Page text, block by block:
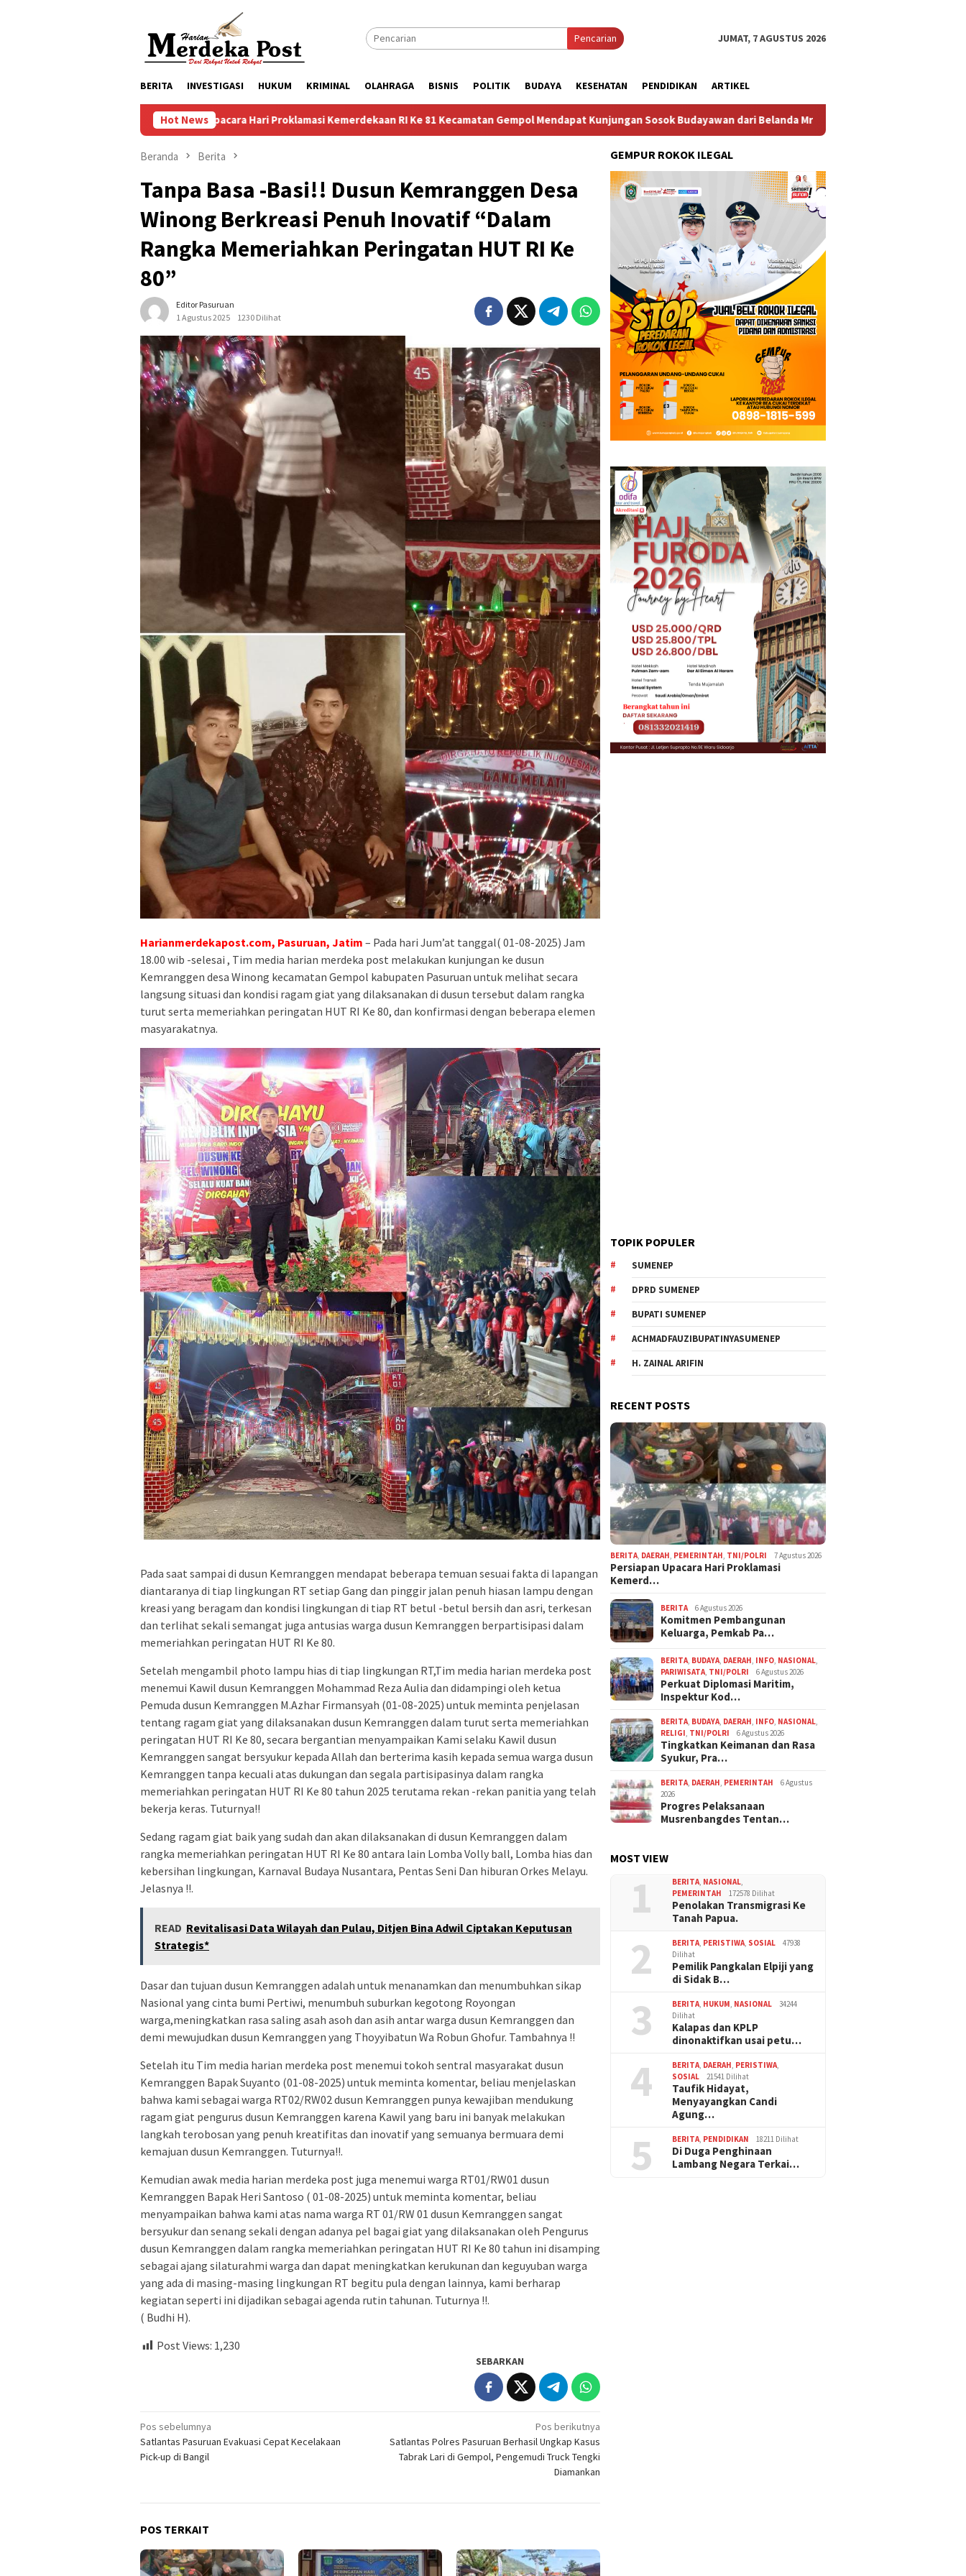
Pencarian JUMAT, 7 AGUSTUS 2026
BERITA INVESTIGASI HUKUM KRIMINAL OLAHRAGA BISNIS POLITIK BUDAYA KESEHATAN PENDIDIKAN ARTIKEL
Hot News
Upacara Hari Proklamasi Kemerdekaan RI Ke 81 Kecamatan Gempol Mendapat Kunjungan Sosok Budayawan dari Belanda Mr. Crues Collen Komitmen Pembangunan Keluarga,
Beranda Berita
Tanpa Basa -Basi!! Dusun Kemranggen Desa
Winong Berkreasi Penuh Inovatif “Dalam
Rangka Memeriahkan Peringatan HUT RI Ke
80”
Editor Pasuruan
1 Agustus 2025
1230 Dilihat
Harianmerdekapost.com, Pasuruan, Jatim – Pada hari Jum’at tanggal( 01-08-2025) Jam
18.00 wib -selesai , Tim media harian merdeka post melakukan kunjungan ke dusun
Kemranggen desa Winong kecamatan Gempol kabupaten Pasuruan untuk melihat secara
langsung situasi dan kondisi ragam giat yang dilaksanakan di dusun tersebut dalam rangka
turut serta memeriahkan peringatan HUT RI Ke 80, dan konfirmasi dengan beberapa elemen
masyarakatnya.
Pada saat sampai di dusun Kemranggen mendapat beberapa temuan sesuai fakta di lapangan
diantaranya di tiap lingkungan RT setiap Gang dan pinggir jalan penuh hiasan lampu dengan
kreasi yang beragam dan kondisi lingkungan di tiap RT betul -betul bersih dan asri, terkesan
dan terlihat sekali semangat juga antusias warga dusun Kemranggen berpartisipasi dalam
memeriahkan peringatan HUT RI Ke 80.
Setelah mengambil photo lampu hias di tiap lingkungan RT,Tim media harian merdeka post
menemui Kawil dusun Kemranggen Mohammad Reza Aulia dan didampingi oleh ketua
Pemuda dusun Kemranggen M.Azhar Firmansyah (01-08-2025) untuk meminta penjelasan
tentang ragam giat yang dilaksanakan dusun Kemranggen dalam turut serta memeriahkan
peringatan HUT RI Ke 80, secara bergantian menyampaikan Kami selaku Kawil dusun
Kemranggen sangat bersyukur kepada Allah dan berterima kasih kepada semua warga dusun
Kemranggen tanpa kecuali atas dukungan dan segala partisipasinya dalam rangka
memeriahkan peringatan HUT RI Ke 80 tahun 2025 terutama rekan -rekan panitia yang telah
bekerja keras. Tuturnya!!
Sedang ragam giat baik yang sudah dan akan dilaksanakan di dusun Kemranggen dalam
rangka memeriahkan peringatan HUT RI Ke 80 antara lain Lomba Volly ball, Lomba hias dan
kebersihan lingkungan, Karnaval Budaya Nusantara, Pentas Seni Dan hiburan Orkes Melayu.
Jelasnya !!.
READ Revitalisasi Data Wilayah dan Pulau, Ditjen Bina Adwil Ciptakan Keputusan
Strategis*
Dasar dan tujuan dusun Kemranggen adalah untuk menanamkan dan menumbuhkan sikap
Nasional yang cinta bumi Pertiwi, menumbuh suburkan kegotong Royongan
warga,meningkatkan rasa saling asah asoh dan asih antar warga dusun Kemranggen dan
demi mewujudkan dusun Kemranggen yang Thoyyibatun Wa Robun Ghofur. Tambahnya !!
Setelah itu Tim media harian merdeka post menemui tokoh sentral masyarakat dusun
Kemranggen Bapak Suyanto (01-08-2025) untuk meminta komentar, beliau menjelaskan
bahwa kami sebagai warga RT02/RW02 dusun Kemranggen punya kewajiban mendukung
ragam giat pengurus dusun Kemranggen karena Kawil yang baru ini banyak melakukan
langkah terobosan yang penuh kreatifitas dan inovatif yang semuanya bermuara demi
kemajuan dusun Kemranggen. Tuturnya!!.
Kemudian awak media harian merdeka post juga menemui warga RT01/RW01 dusun
Kemranggen Bapak Heri Santoso ( 01-08-2025) untuk meminta komentar, beliau
menyampaikan bahwa kami atas nama warga RT 01/RW 01 dusun Kemranggen sangat
bersyukur dan senang sekali dengan adanya pel bagai giat yang dilaksanakan oleh Pengurus
dusun Kemranggen dalam rangka memeriahkan peringatan HUT RI Ke 80 tahun ini disamping
sebagai ajang silaturahmi warga dan dapat meningkatkan kerukunan dan keguyuban warga
yang ada di masing-masing lingkungan RT begitu pula dengan lainnya, kami berharap
kegiatan seperti ini dijadikan sebagai agenda rutin tahunan. Tuturnya !!.
( Budhi H).
Post Views: 1,230
SEBARKAN
Navigasi
pos
Pos sebelumnya
Satlantas Pasuruan Evakuasi Cepat Kecelakaan
Pick-up di Bangil
Pos berikutnya
Satlantas Polres Pasuruan Berhasil Ungkap Kasus
Tabrak Lari di Gempol, Pengemudi Truck Tengki
Diamankan
POS TERKAIT
GEMPUR ROKOK ILEGAL
TOPIK POPULER
SUMENEP
DPRD SUMENEP
BUPATI SUMENEP
ACHMADFAUZIBUPATINYASUMENEP
H. ZAINAL ARIFIN
RECENT POSTS
BERITA, DAERAH, PEMERINTAH, TNI/POLRI 7 Agustus 2026
Persiapan Upacara Hari Proklamasi
Kemerd…
BERITA 6 Agustus 2026
Komitmen Pembangunan
Keluarga, Pemkab Pa…
BERITA, BUDAYA, DAERAH, INFO, NASIONAL,
PARIWISATA, TNI/POLRI 6 Agustus 2026
Perkuat Diplomasi Maritim,
Inspektur Kod…
BERITA, BUDAYA, DAERAH, INFO, NASIONAL,
RELIGI, TNI/POLRI 6 Agustus 2026
Tingkatkan Keimanan dan Rasa
Syukur, Pra…
BERITA, DAERAH, PEMERINTAH
6 Agustus
2026
Progres Pelaksanaan
Musrenbangdes Tentan…
MOST VIEW
1 BERITA, NASIONAL,
PEMERINTAH
172578 Dilihat
Penolakan Transmigrasi Ke
Tanah Papua.
2 BERITA, PERISTIWA, SOSIAL
47938
Dilihat
Pemilik Pangkalan Elpiji yang
di Sidak B…
3 BERITA, HUKUM, NASIONAL
34244
Dilihat
Kalapas dan KPLP
dinonaktifkan usai petu…
4 BERITA, DAERAH, PERISTIWA,
SOSIAL
21541 Dilihat
Taufik Hidayat,
Menyayangkan Candi
Agung…
5 BERITA, PENDIDIKAN 18211 Dilihat
Di Duga Penghinaan
Lambang Negara Terkai…